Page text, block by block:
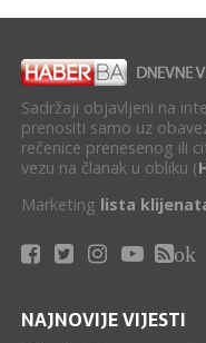
Sadržaji objavljeni na
prenositi samo uz
rečenice prenesenog ili
vezu na članak u obliku (
Marketing lista
ok
NAJNOVIJE VIJESTI